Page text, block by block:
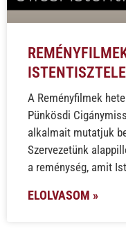
A Reményfilmek
Pünkösdi
alkalmait mutatjuk
Szervezetünk
a reménység, amit
ELOLVASOM »